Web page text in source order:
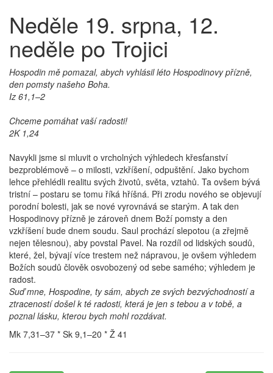
Neděle 19. srpna, 12.
neděle po Trojici
Hospodin mě pomazal, abych vyhlásil léto Hospodinovy přízně,
den pomsty našeho Boha.
Iz 61,1–2
Chceme pomáhat vaší radosti!
2K 1,24
Navykli jsme si mluvit o vrcholných výhledech křesťanství
bezproblémově – o milosti, vzkříšení, odpuštění. Jako bychom
lehce přehlédli realitu svých životů, světa, vztahů. Ta ovšem bývá
tristní – postaru se tomu říká hříšná. Při zrodu nového se objevují
porodní bolesti, jak se nové vyrovnává se starým. A tak den
Hospodinovy přízně je zároveň dnem Boží pomsty a den
vzkříšení bude dnem soudu. Saul prochází slepotou (a zřejmě
nejen tělesnou), aby povstal Pavel. Na rozdíl od lidských soudů,
které, žel, bývají více trestem než nápravou, je ovšem výhledem
Božích soudů člověk osvobozený od sebe samého; výhledem je
radost.
Suď mne, Hospodine, ty sám, abych ze svých bezvýchodností a
ztraceností došel k té radosti, která je jen s tebou a v tobě, a
poznal lásku, kterou bych mohl rozdávat.
Mk 7,31–37 * Sk 9,1–20 * Ž 41